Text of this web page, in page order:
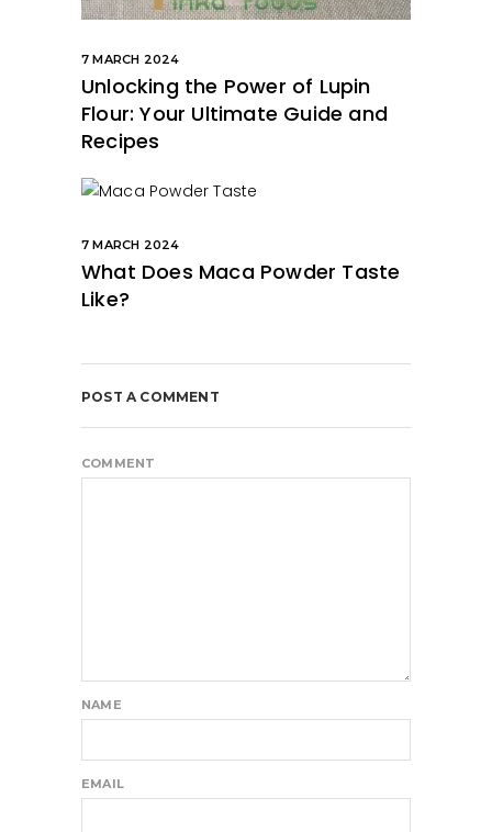
7 MARCH 2024
Unlocking the Power of Lupin
Flour: Your Ultimate Guide and
Recipes
7 MARCH 2024
What Does Maca Powder Taste
Like?
POST A COMMENT
COMMENT
NAME
EMAIL